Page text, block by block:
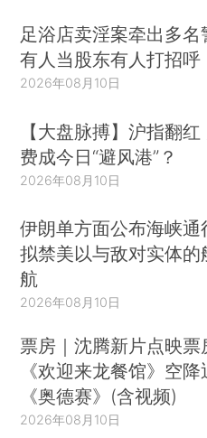
足浴店卖淫案牵出多名
有人当股东有人打招呼
2026年08月10日
【大盘脉搏】沪指翻红
费成今日“避风港”？
2026年08月10日
伊朗单方面公布海峡通
拟禁美以与敌对实体的
航
2026年08月10日
票房｜沈腾新片点映票
《欢迎来龙餐馆》空降
《奥德赛》(含视频)
2026年08月10日